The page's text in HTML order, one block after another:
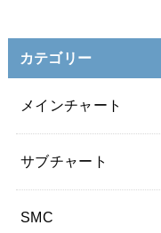
カテゴリー
メインチャート
サブチャート
SMC